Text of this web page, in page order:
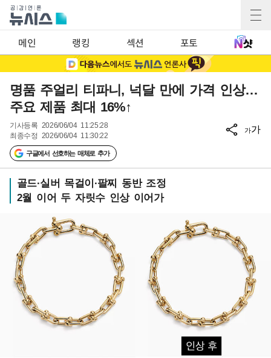
메인 랭킹 섹션 포토
명품 주얼리 티파니, 넉달 만에 가격 인상…
주요 제품 최대 16%↑
기사등록 2026/06/04 11:25:28
최종수정 2026/06/04 11:30:22
구글에서 선호하는 매체로 추가
가가
골드·실버 목걸이·팔찌 동반 조정
2월 이어 두 자릿수 인상 이어가